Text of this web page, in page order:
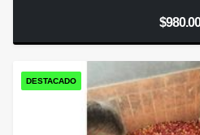
DESTACADO